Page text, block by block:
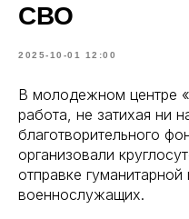
СВО
2025-10-01 12:00
В молодежном центре
работа, не затихая ни
благотворительного
организовали
отправке
военнослужащих.